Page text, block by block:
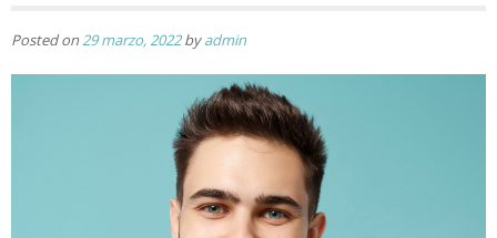
Posted on29 marzo, 2022byadmin